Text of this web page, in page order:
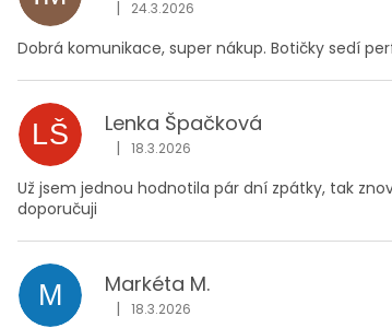
Hodnocení obchodu je 5 z 5 hvězdiček.
| 24.3.2026
Dobrá komunikace, super nákup. Botičky sedí
LŠ Lenka Špačková
Hodnocení obchodu je 5 z 5 hvězdiček.
| 18.3.2026
Už jsem jednou hodnotila pár dní zpátky, tak
doporučuji
M Markéta M.
Hodnocení obchodu je 5 z 5 hvězdiček.
| 18.3.2026